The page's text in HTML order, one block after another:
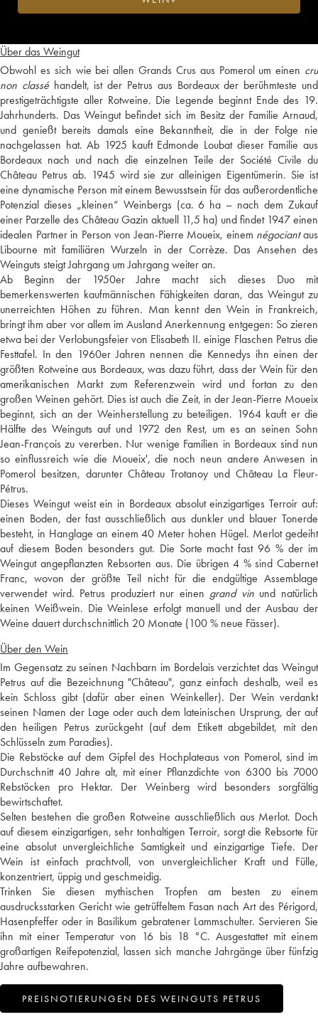
Über das Weingut
Obwohl es sich wie bei allen Grands Crus aus Pomerol um einen cru
non classéhandelt, ist der Petrus aus Bordeaux der berühmteste und
prestigeträchtigste aller Rotweine. Die Legende beginnt Ende des 19.
Jahrhunderts. Das Weingut befindet sich im Besitz der Familie Arnaud,
und genießt bereits damals eine Bekanntheit, die in der Folge nie
nachgelassen hat. Ab 1925 kauft Edmonde Loubat dieser Familie aus
Bordeaux nach und nach die einzelnen Teile der Société Civile du
Château Petrus ab. 1945 wird sie zur alleinigen Eigentümerin. Sie ist
eine dynamische Person mit einem Bewusstsein für das außerordentliche
Potenzial dieses „kleinen“ Weinbergs (ca. 6 ha – nach dem Zukauf
einer Parzelle des Château Gazin aktuell 11,5 ha) und findet 1947 einen
idealen Partner in Person von Jean-Pierre Moueix, einem négociantaus
Libourne mit familiären Wurzeln in der Corrèze. Das Ansehen des
Weinguts steigt Jahrgang um Jahrgang weiter an.
Ab Beginn der 1950er Jahre macht sich dieses Duo mit
bemerkenswerten kaufmännischen Fähigkeiten daran, das Weingut zu
unerreichten Höhen zu führen. Man kennt den Wein in Frankreich,
bringt ihm aber vor allem im Ausland Anerkennung entgegen: So zieren
etwa bei der Verlobungsfeier von Elisabeth II. einige Flaschen Petrus die
Festtafel. In den 1960er Jahren nennen die Kennedys ihn einen der
größten Rotweine aus Bordeaux, was dazu führt, dass der Wein für den
amerikanischen Markt zum Referenzwein wird und fortan zu den
großen Weinen gehört. Dies ist auch die Zeit, in der Jean-Pierre Moueix
beginnt, sich an der Weinherstellung zu beteiligen. 1964 kauft er die
Hälfte des Weinguts auf und 1972 den Rest, um es an seinen Sohn
Jean-François zu vererben. Nur wenige Familien in Bordeaux sind nun
so einflussreich wie die Moueix', die noch neun andere Anwesen in
Pomerol besitzen, darunter Château Trotanoy und Château La Fleur-
Pétrus.
Dieses Weingut weist ein in Bordeaux absolut einzigartiges Terroir auf:
einen Boden, der fast ausschließlich aus dunkler und blauer Tonerde
besteht, in Hanglage an einem 40 Meter hohen Hügel. Merlot gedeiht
auf diesem Boden besonders gut. Die Sorte macht fast 96 % der im
Weingut angepflanzten Rebsorten aus. Die übrigen 4 % sind Cabernet
Franc, wovon der größte Teil nicht für die endgültige Assemblage
verwendet wird. Petrus produziert nur einen grand vinund natürlich
keinen Weißwein. Die Weinlese erfolgt manuell und der Ausbau der
Weine dauert durchschnittlich 20 Monate (100 % neue Fässer).
Über den Wein
Im Gegensatz zu seinen Nachbarn im Bordelais verzichtet das Weingut
Petrus auf die Bezeichnung "Château", ganz einfach deshalb, weil es
kein Schloss gibt (dafür aber einen Weinkeller). Der Wein verdankt
seinen Namen der Lage oder auch dem lateinischen Ursprung, der auf
den heiligen Petrus zurückgeht (auf dem Etikett abgebildet, mit den
Schlüsseln zum Paradies).
Die Rebstöcke auf dem Gipfel des Hochplateaus von Pomerol, sind im
Durchschnitt 40 Jahre alt, mit einer Pflanzdichte von 6300 bis 7000
Rebstöcken pro Hektar. Der Weinberg wird besonders sorgfältig
bewirtschaftet.
Selten bestehen die großen Rotweine ausschließlich aus Merlot. Doch
auf diesem einzigartigen, sehr tonhaltigen Terroir, sorgt die Rebsorte für
eine absolut unvergleichliche Samtigkeit und einzigartige Tiefe. Der
Wein ist einfach prachtvoll, von unvergleichlicher Kraft und Fülle,
konzentriert, üppig und geschmeidig.
Trinken Sie diesen mythischen Tropfen am besten zu einem
ausdrucksstarken Gericht wie getrüffeltem Fasan nach Art des Périgord,
Hasenpfeffer oder in Basilikum gebratener Lammschulter. Servieren Sie
ihn mit einer Temperatur von 16 bis 18 °C. Ausgestattet mit einem
großartigen Reifepotenzial, lassen sich manche Jahrgänge über fünfzig
Jahre aufbewahren.
PREISNOTIERUNGEN DES WEINGUTS PETRUS